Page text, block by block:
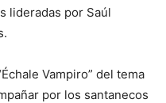
lideradas por Saúl
Vampiro” del tema
por los santanecos